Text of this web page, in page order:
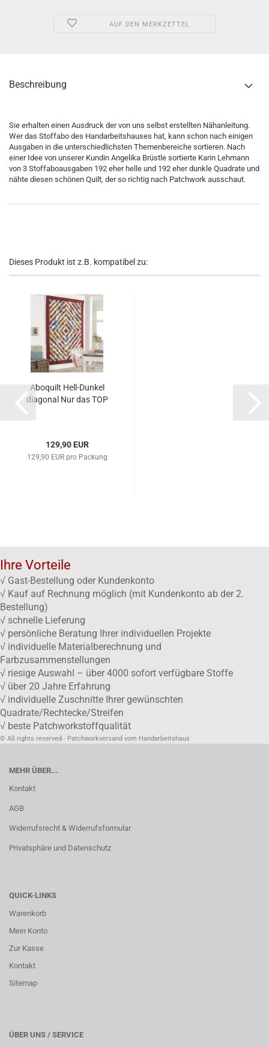
AUF DEN MERKZETTEL
Beschreibung
Sie erhalten einen Ausdruck der von uns selbst erstellten Nähanleitung.
Wer das Stoffabo des Handarbeitshauses hat, kann schon nach einigen
Ausgaben in die unterschiedlichsten Themenbereiche sortieren. Nach
einer Idee von unserer Kundin Angelika Brüstle sortierte Karin Lehmann
von 3 Stoffaboausgaben 192 eher helle und 192 eher dunkle Quadrate und
nähte diesen schönen Quilt, der so richtig nach Patchwork ausschaut.
Dieses Produkt ist z.B. kompatibel zu:
Aboquilt Hell-Dunkel
diagonal Nur das TOP
129,90 EUR
129,90 EUR pro Packung
Ihre Vorteile
√ Gast-Bestellung oder Kundenkonto
√ Kauf auf Rechnung möglich (mit Kundenkonto ab der 2.
Bestellung)
√ schnelle Lieferung
√ persönliche Beratung Ihrer individuellen Projekte
√ individuelle Materialberechnung und
Farbzusammenstellungen
√ riesige Auswahl – über 4000 sofort verfügbare Stoffe
√ über 20 Jahre Erfahrung
√ individuelle Zuschnitte Ihrer gewünschten
Quadrate/Rechtecke/Streifen
√ beste Patchworkstoffqualität
© All rights reserved - Patchworkversand vom Handarbeitshaus
MEHR ÜBER...
Kontakt
AGB
Widerrufsrecht & Widerrufsformular
Privatsphäre und Datenschutz
QUICK-LINKS
Warenkorb
Mein Konto
Zur Kasse
Kontakt
Sitemap
ÜBER UNS / SERVICE